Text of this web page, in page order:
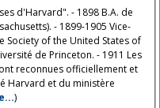
d'Harvard". - 1898 B.A. de
- 1899-1905 Vice-
Society of the United States of
de Princeton. - 1911 Les
reconnues officiellement et
Harvard et du ministère
)